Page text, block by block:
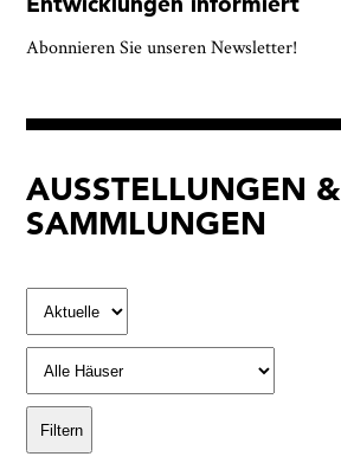
Abonnieren Sie unseren Newsletter!
AUSSTELLUNGEN &
SAMMLUNGEN